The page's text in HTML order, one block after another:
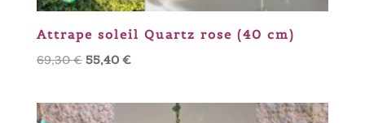
Attrape soleil Quartz rose (40 cm)
69,30€ Le
était :
55,40 €Le